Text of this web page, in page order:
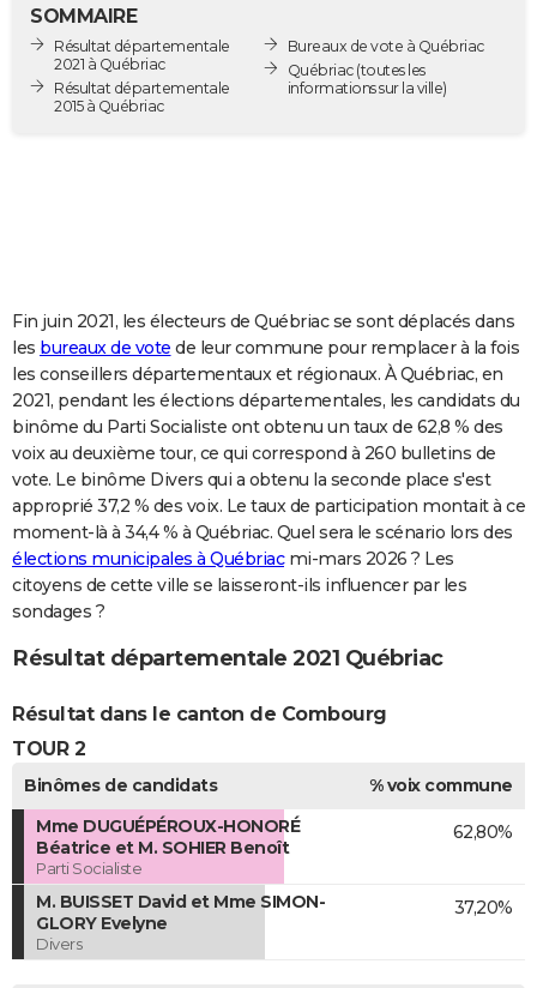
Destinations
City break
Voyage nature
Voyage de noces
Forum
Climat
GUIDES D'ACHAT
COPAINS D'AVANT
Se connecter
Collèges
Universités
Entreprises
Service militaire
Avis de recherche
AVIS DE DÉCÈS
FORUM
Bricolage
Lifestyle
Culture
Sport
Auto
Television
Voyage
Cinema
SOMMAIRE
Résultat départementale
2021 à Québriac
Résultat départementale
2015 à Québriac
Bureaux de vote à Québriac
Québriac(toutes les
informations sur la ville)
Fin juin 2021, les électeurs de Québriac se sont déplacés dans
les bureaux de vote de leur commune pour remplacer à la fois
les conseillers départementaux et régionaux. À Québriac, en
2021, pendant les élections départementales, les candidats du
binôme du Parti Socialiste ont obtenu un taux de 62,8 % des
voix au deuxième tour, ce qui correspond à 260 bulletins de
vote. Le binôme Divers qui a obtenu la seconde place s'est
approprié 37,2 % des voix. Le taux de participation montait à ce
moment-là à 34,4 % à Québriac. Quel sera le scénario lors des
élections municipales à Québriacmi-mars 2026 ? Les
citoyens de cette ville se laisseront-ils influencer par les
sondages ?
Résultat départementale 2021 Québriac
Résultat dans le canton de Combourg
TOUR 2
Binômes de candidats
% voix commune
Mme DUGUÉPÉROUX-HONORÉ
Béatrice et M. SOHIER Benoît
Parti Socialiste
62,80%
M. BUISSET David et Mme SIMON-
GLORY Evelyne
Divers
37,20%